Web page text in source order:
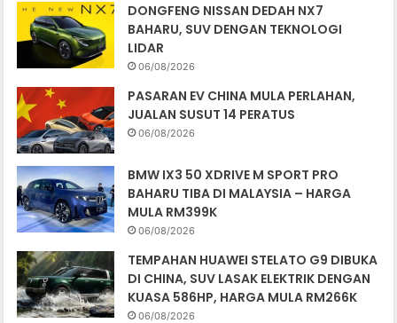
DONGFENG NISSAN DEDAH NX7
BAHARU, SUV DENGAN TEKNOLOGI
LIDAR
06/08/2026
PASARAN EV CHINA MULA PERLAHAN,
JUALAN SUSUT 14 PERATUS
06/08/2026
BMW IX3 50 XDRIVE M SPORT PRO
BAHARU TIBA DI MALAYSIA – HARGA
MULA RM399K
06/08/2026
TEMPAHAN HUAWEI STELATO G9 DIBUKA
DI CHINA, SUV LASAK ELEKTRIK DENGAN
KUASA 586HP, HARGA MULA RM266K
06/08/2026